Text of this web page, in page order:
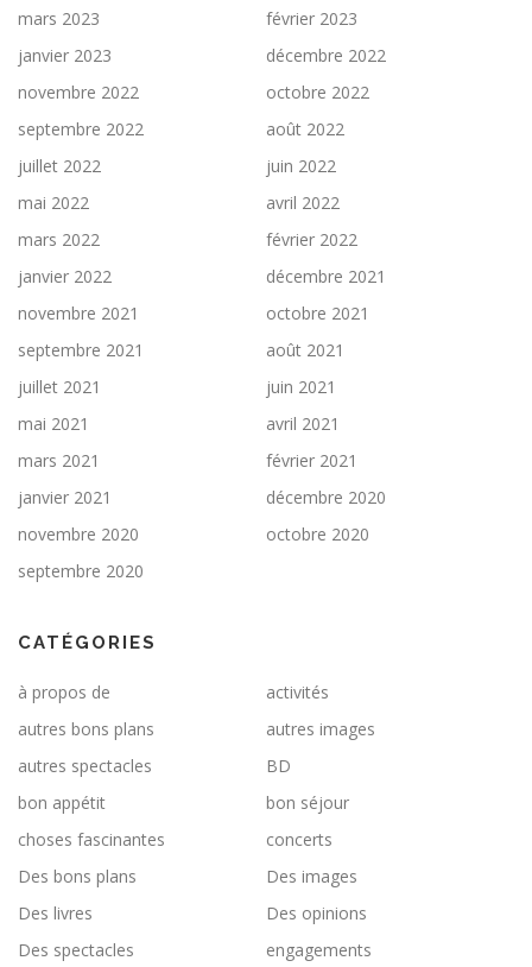
mars 2023
février 2023
janvier 2023
décembre 2022
novembre 2022
octobre 2022
septembre 2022
août 2022
juillet 2022
juin 2022
mai 2022
avril 2022
mars 2022
février 2022
janvier 2022
décembre 2021
novembre 2021
octobre 2021
septembre 2021
août 2021
juillet 2021
juin 2021
mai 2021
avril 2021
mars 2021
février 2021
janvier 2021
décembre 2020
novembre 2020
octobre 2020
septembre 2020
CATÉGORIES
à propos de
activités
autres bons plans
autres images
autres spectacles
BD
bon appétit
bon séjour
choses fascinantes
concerts
Des bons plans
Des images
Des livres
Des opinions
Des spectacles
engagements